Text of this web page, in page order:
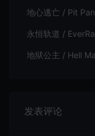
发表评论